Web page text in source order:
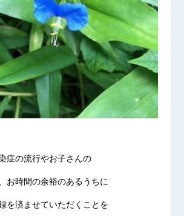
症の流行やお子さんの
お時間の余裕のあるうちに
を済ませていただくことを